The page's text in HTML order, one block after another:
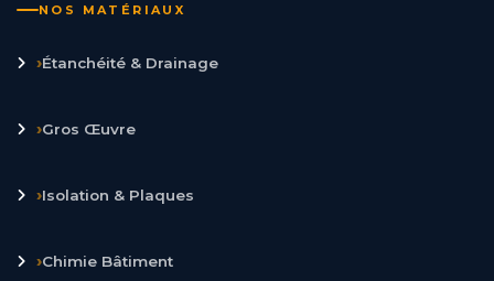
NOS MATÉRIAUX
›Étanchéité & Drainage
›Gros Œuvre
›Isolation & Plaques
›Chimie Bâtiment